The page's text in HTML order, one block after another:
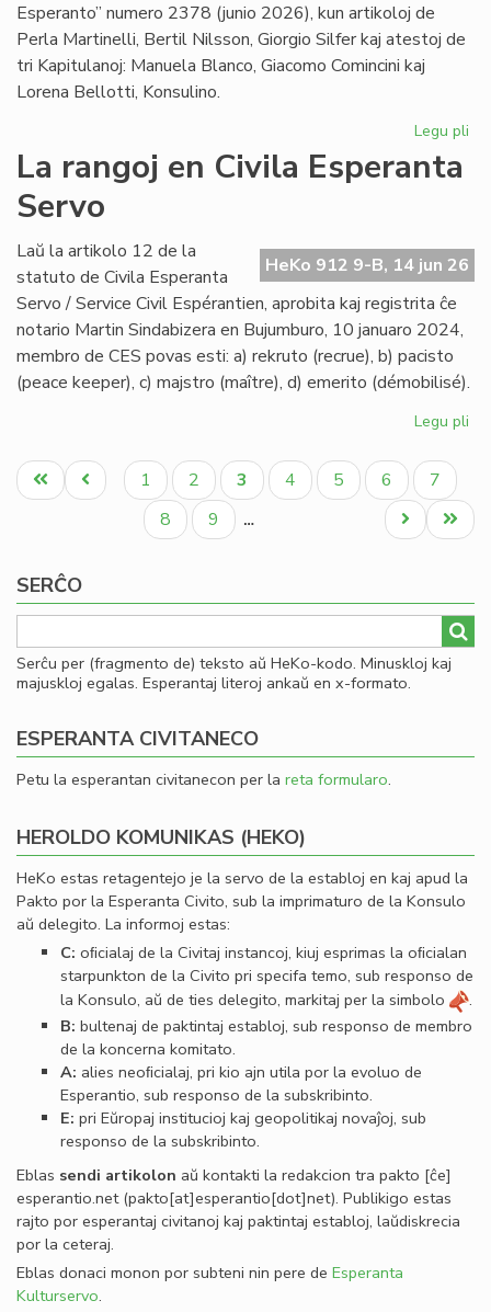
Esperanto” numero 2378 (junio 2026), kun artikoloj de
Perla Martinelli, Bertil Nilsson, Giorgio Silfer kaj atestoj de
tri Kapitulanoj: Manuela Blanco, Giacomo Comincini kaj
Lorena Bellotti, Konsulino.
Legu pli
La rangoj en Civila Esperanta
Servo
HeKo 912 9-B, 14 jun 26
Laŭ la artikolo 12 de la
statuto de Civila Esperanta
Servo / Service Civil Espérantien, aprobita kaj registrita ĉe
notario Martin Sindabizera en Bujumburo, 10 januaro 2024,
membro de CES povas esti: a) rekruto (recrue), b) pacisto
(peace keeper), c) majstro (maître), d) emerito (démobilisé).
Legu pli
Pagination
Unua
paĝo
Antaŭa
paĝo
Paĝo
1 Paĝo
2
Aktuala
paĝo
3 Paĝo
4 Paĝo
5 Paĝo
6 Paĝo
7
Paĝo
8 Paĝo
9 …
Last
page
Next
page
SERĈO
Serĉu per (fragmento de) teksto aŭ HeKo-kodo. Minuskloj kaj
majuskloj egalas. Esperantaj literoj ankaŭ en x-formato.
ESPERANTA CIVITANECO
Petu la esperantan civitanecon per la reta formularo.
HEROLDO KOMUNIKAS (HEKO)
HeKo estas retagentejo je la servo de la establoj en kaj apud la
Pakto por la Esperanta Civito, sub la imprimaturo de la Konsulo
aŭ delegito. La informoj estas:
C: oﬁcialaj de la Civitaj instancoj, kiuj esprimas la oﬁcialan
starpunkton de la Civito pri specifa temo, sub responso de
la Konsulo, aŭ de ties delegito, markitaj per la simbolo
.
B: bultenaj de paktintaj establoj, sub responso de membro
de la koncerna komitato.
A: alies neoﬁcialaj, pri kio ajn utila por la evoluo de
Esperantio, sub responso de la subskribinto.
E: pri Eŭropaj institucioj kaj geopolitikaj novaĵoj, sub
responso de la subskribinto.
Eblas sendi artikolon aŭ kontakti la redakcion tra pakto [ĉe]
esperantio.net(pakto[at]esperantio[dot]net). Publikigo estas
rajto por esperantaj civitanoj kaj paktintaj establoj, laŭdiskrecia
por la ceteraj.
Eblas donaci monon por subteni nin pere de Esperanta
Kulturservo.